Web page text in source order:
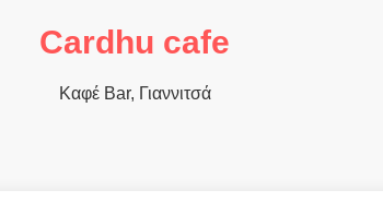
Cardhu cafe
Καφέ Bar, Γιαννιτσά